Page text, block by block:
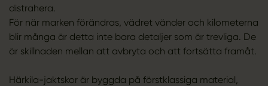
distrahera.
För när marken förändras, vädret vänder och kilometerna
blir många är detta inte bara detaljer som är trevliga. De
är skillnaden mellan att avbryta och att fortsätta framåt.
Härkila-jaktskor är byggda på förstklassiga material,